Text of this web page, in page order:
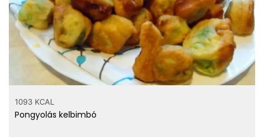
1093 KCAL
Pongyolás kelbimbó